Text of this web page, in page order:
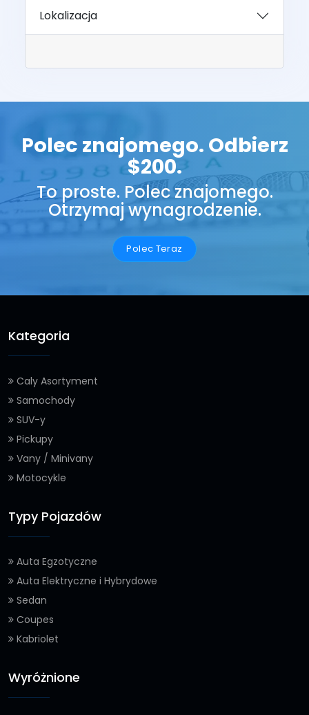
Lokalizacja
Polec znajomego. Odbierz
$200.
To proste. Polec znajomego.
Otrzymaj wynagrodzenie.
Polec Teraz
Kategoria
Caly Asortyment
Samochody
SUV-y
Pickupy
Vany / Minivany
Motocykle
Typy Pojazdów
Auta Egzotyczne
Auta Elektryczne i Hybrydowe
Sedan
Coupes
Kabriolet
Wyróżnione